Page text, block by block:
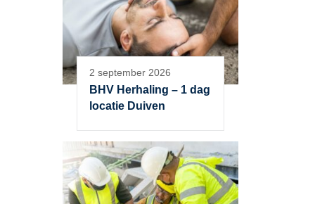
2 september 2026
BHV Herhaling – 1 dag
locatie Duiven